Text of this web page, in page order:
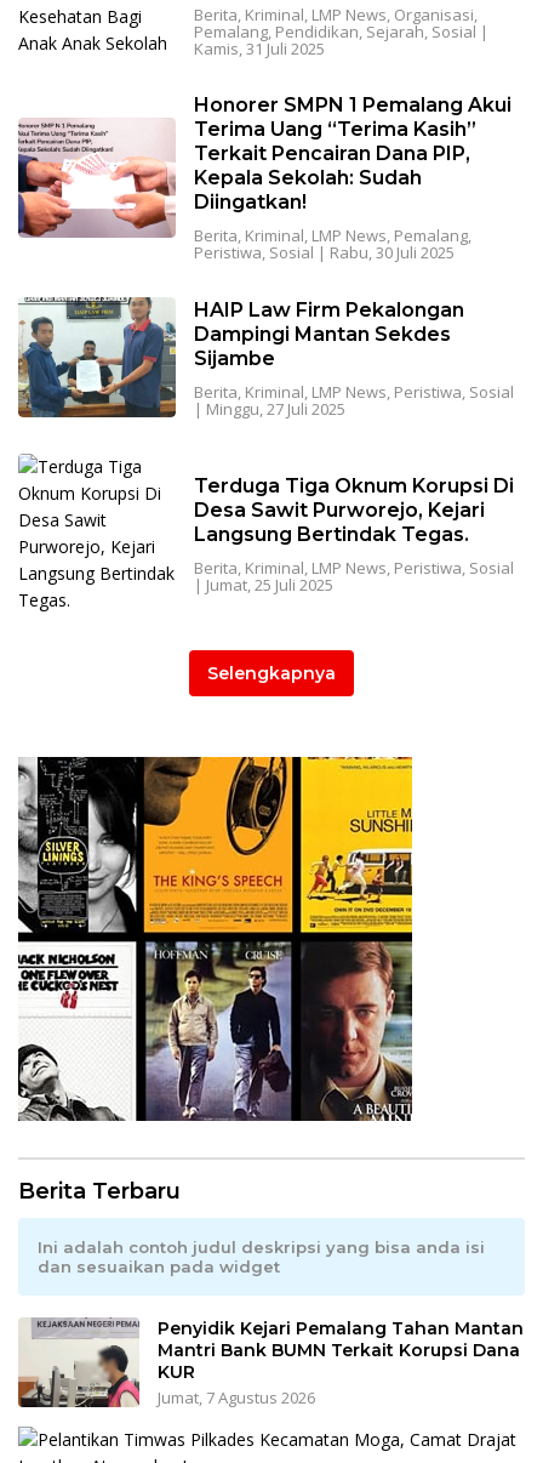
Berita, Kriminal, LMP News, Organisasi,
Pemalang, Pendidikan, Sejarah, Sosial |
Kamis, 31 Juli 2025
Honorer SMPN 1 Pemalang Akui
Terima Uang “Terima Kasih”
Terkait Pencairan Dana PIP,
Kepala Sekolah: Sudah
Diingatkan!
Berita, Kriminal, LMP News, Pemalang,
Peristiwa, Sosial | Rabu, 30 Juli 2025
HAIP Law Firm Pekalongan
Dampingi Mantan Sekdes
Sijambe
Berita, Kriminal, LMP News, Peristiwa, Sosial
| Minggu, 27 Juli 2025
Terduga Tiga Oknum Korupsi Di
Desa Sawit Purworejo, Kejari
Langsung Bertindak Tegas.
Berita, Kriminal, LMP News, Peristiwa, Sosial
| Jumat, 25 Juli 2025
Selengkapnya
Berita Terbaru
Ini adalah contoh judul deskripsi yang bisa anda isi
dan sesuaikan pada widget
Penyidik Kejari Pemalang Tahan Mantan
Mantri Bank BUMN Terkait Korupsi Dana
KUR
Jumat, 7 Agustus 2026